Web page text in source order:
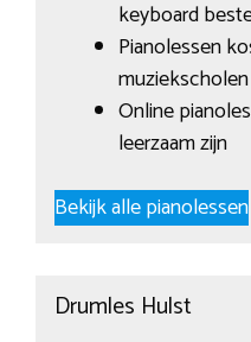
keyboard
Pianolessen
Online
leerzaam zijn
Bekijk alle pianolessen
Drumles Hulst